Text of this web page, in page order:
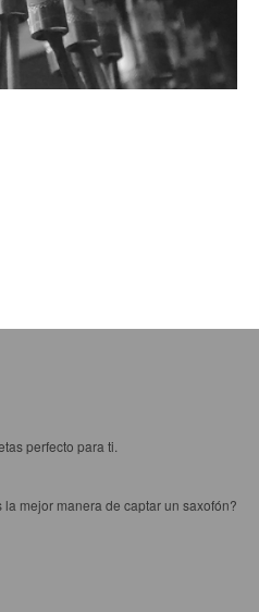
perfecto para ti.
mejor manera de captar un saxofón?